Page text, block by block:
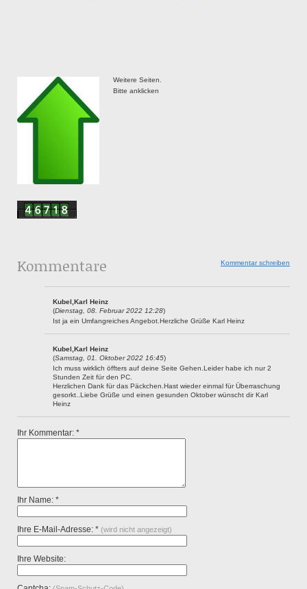
Weitere Seiten.
Bitte anklicken
Kommentar schreiben
Kommentare
Kubel,Karl Heinz
(Dienstag, 08. Februar 2022 12:28)
Ist ja ein Umfangreiches Angebot.Herzliche Grüße Karl Heinz
Kubel,Karl Heinz
(Samstag, 01. Oktober 2022 16:45)
Ich muss wirklich öffters auf deine Seite Gehen.Leider habe ich nur 2
Stunden Zeit für den PC.
Herzlichen Dank für das Päckchen.Hast wieder einmal für Überraschung
gesorkt..Liebe Grüße und einen gesunden Oktober wünscht dir Karl
Heinz
Ihr Kommentar: *
Ihr Name: *
Ihre E-Mail-Adresse: * (wird nicht angezeigt)
Ihre Website: